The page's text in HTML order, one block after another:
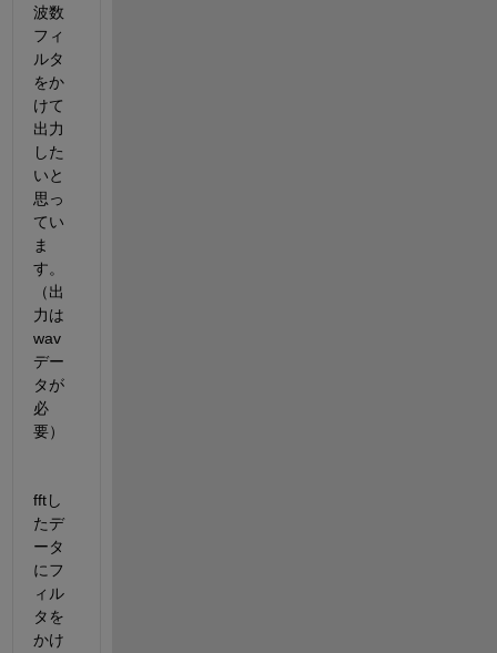
波数
フィ
ルタ
をか
けて
出力
した
いと
思っ
てい
ま
す。
（出
力は
wav
デー
タが
必
要）
fftし
たデ
ータ
にフ
ィル
タを
かけ